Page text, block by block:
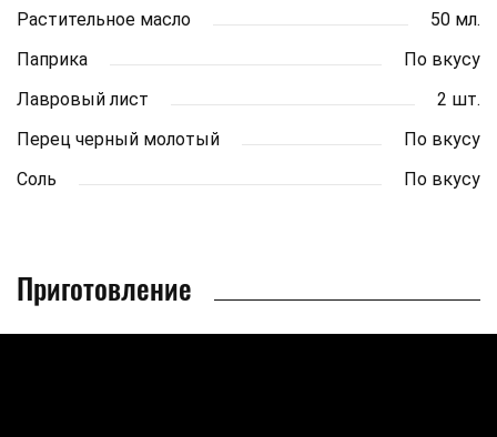
Растительное масло
50 мл.
Паприка
По вкусу
Лавровый лист
2 шт.
Перец черный молотый
По вкусу
Соль
По вкусу
Приготовление